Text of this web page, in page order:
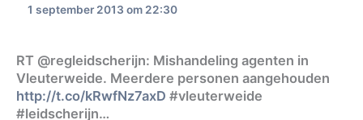
1 september 2013 om 22:30
RT @regleidscherijn: Mishandeling agenten in
Vleuterweide. Meerdere personen aangehouden
http://t.co/kRwfNz7axD #vleuterweide
#leidscherijn…